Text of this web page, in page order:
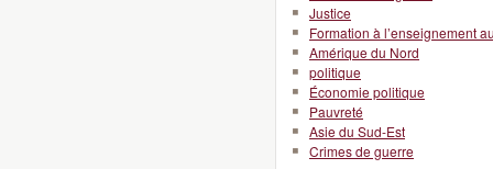
Justice
Formation à l’enseignement
Amérique du Nord
politique
Économie politique
Pauvreté
Asie du Sud-Est
Crimes de guerre